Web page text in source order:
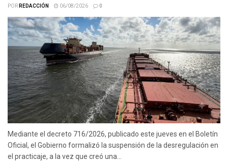
PORREDACCIÓN 06/08/2026 0
Mediante el decreto 716/2026, publicado este jueves en el Boletín
Oficial, el Gobierno formalizó la suspensión de la desregulación en
el practicaje, a la vez que creó una...